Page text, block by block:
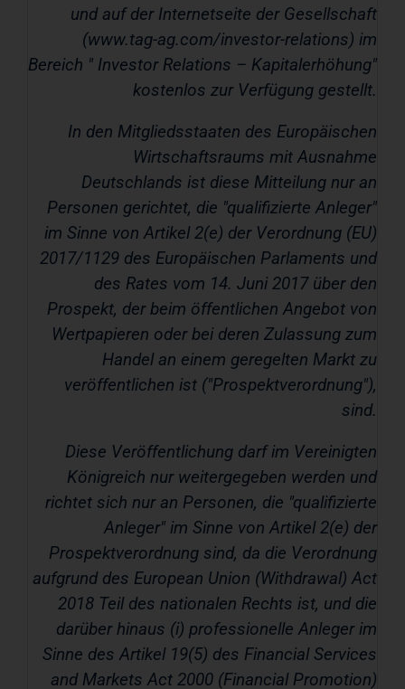
und auf der Internetseite der Gesellschaft
(www.tag-ag.com/investor-relations) im
Bereich " Investor Relations – Kapitalerhöhung"
kostenlos zur Verfügung gestellt.
In den Mitgliedsstaaten des Europäischen
Wirtschaftsraums mit Ausnahme
Deutschlands ist diese Mitteilung nur an
Personen gerichtet, die "qualifizierte Anleger"
im Sinne von Artikel 2(e) der Verordnung (EU)
2017/1129 des Europäischen Parlaments und
des Rates vom 14. Juni 2017 über den
Prospekt, der beim öffentlichen Angebot von
Wertpapieren oder bei deren Zulassung zum
Handel an einem geregelten Markt zu
veröffentlichen ist ("Prospektverordnung"),
sind.
Diese Veröffentlichung darf im Vereinigten
Königreich nur weitergegeben werden und
richtet sich nur an Personen, die "qualifizierte
Anleger" im Sinne von Artikel 2(e) der
Prospektverordnung sind, da die Verordnung
aufgrund des European Union (Withdrawal) Act
2018 Teil des nationalen Rechts ist, und die
darüber hinaus (i) professionelle Anleger im
Sinne des Artikel 19(5) des Financial Services
and Markets Act 2000 (Financial Promotion)